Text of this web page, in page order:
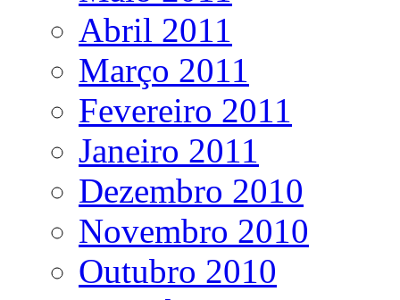
Abril 2011
Março 2011
Fevereiro 2011
Janeiro 2011
Dezembro 2010
Novembro 2010
Outubro 2010